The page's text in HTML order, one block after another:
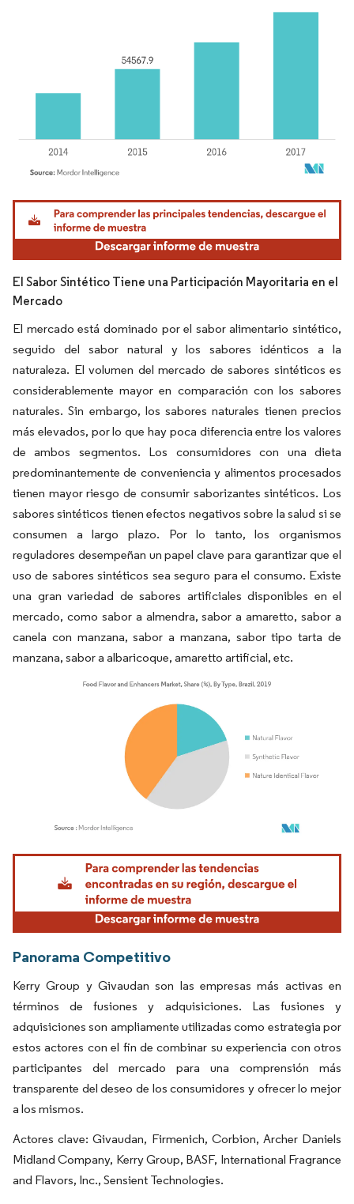
Imagen © Mordor Intelligence. El uso requiere atribución según CC BY 4.0.
El Sabor Sintético Tiene una Participación Mayoritaria en el
Mercado
El mercado está dominado por el sabor alimentario sintético,
seguido del sabor natural y los sabores idénticos a la
naturaleza. El volumen del mercado de sabores sintéticos es
considerablemente mayor en comparación con los sabores
naturales. Sin embargo, los sabores naturales tienen precios
más elevados, por lo que hay poca diferencia entre los valores
de ambos segmentos. Los consumidores con una dieta
predominantemente de conveniencia y alimentos procesados
tienen mayor riesgo de consumir saborizantes sintéticos. Los
sabores sintéticos tienen efectos negativos sobre la salud si se
consumen a largo plazo. Por lo tanto, los organismos
reguladores desempeñan un papel clave para garantizar que el
uso de sabores sintéticos sea seguro para el consumo. Existe
una gran variedad de sabores artificiales disponibles en el
mercado, como sabor a almendra, sabor a amaretto, sabor a
canela con manzana, sabor a manzana, sabor tipo tarta de
manzana, sabor a albaricoque, amaretto artificial, etc.
Imagen © Mordor Intelligence. El uso requiere atribución según CC BY 4.0.
Panorama Competitivo
Kerry Group y Givaudan son las empresas más activas en
términos de fusiones y adquisiciones. Las fusiones y
adquisiciones son ampliamente utilizadas como estrategia por
estos actores con el fin de combinar su experiencia con otros
participantes del mercado para una comprensión más
transparente del deseo de los consumidores y ofrecer lo mejor
a los mismos.
Actores clave: Givaudan, Firmenich, Corbion, Archer Daniels
Midland Company, Kerry Group, BASF, International Fragrance
and Flavors, Inc., Sensient Technologies.